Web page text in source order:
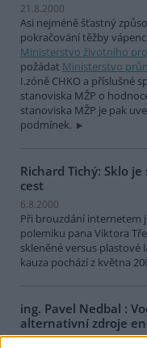
21.8.2000
Asi nejméně šťastný
pokračování těžby
Ministerstvo životního
požádat Ministerstvo
I.zóně CHKO a příslušné
stanoviska MŽP o
stanoviska MŽP je pak
podmínek.
Richard Tichý: Sklo
cest
6.8.2000
Při brouzdání internetem
polemiku pana Viktora
skleněné versus plastové
kauza pochází z května
ing. Pavel Nedbal :
alternativní zdroje